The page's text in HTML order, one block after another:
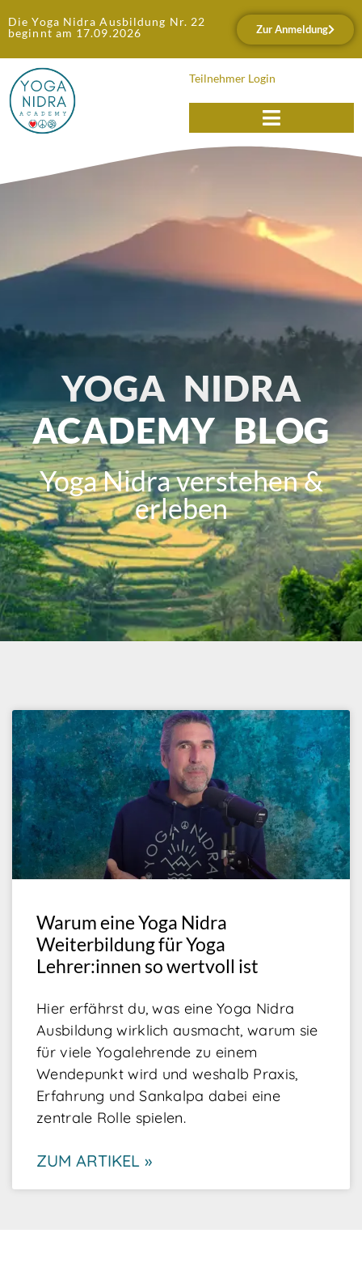
Die Yoga Nidra Ausbildung Nr. 22
beginnt am 17.09.2026
Zur Anmeldung
Teilnehmer Login
YOGA NIDRA
ACADEMY BLOG
Yoga Nidra verstehen &
erleben
Warum eine Yoga Nidra
Weiterbildung für Yoga
Lehrer:innen so wertvoll ist
Hier erfährst du, was eine Yoga Nidra
Ausbildung wirklich ausmacht, warum sie
für viele Yogalehrende zu einem
Wendepunkt wird und weshalb Praxis,
Erfahrung und Sankalpa dabei eine
zentrale Rolle spielen.
ZUM ARTIKEL »